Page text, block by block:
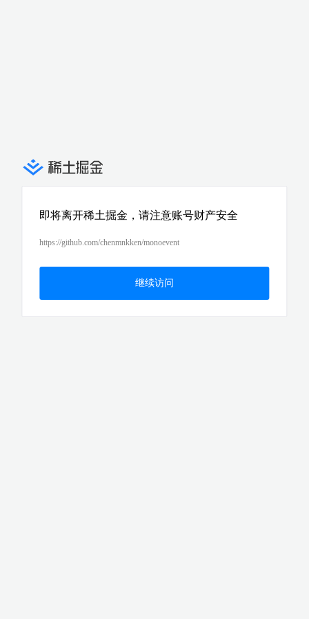
即将离开稀土掘金，请注意账号财产安全
https://github.com/chenmnkken/monoevent
继续访问